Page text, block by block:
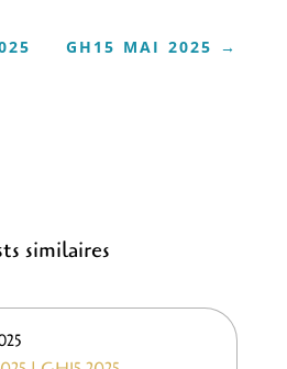
GH15 MAI 2025 →
similaires